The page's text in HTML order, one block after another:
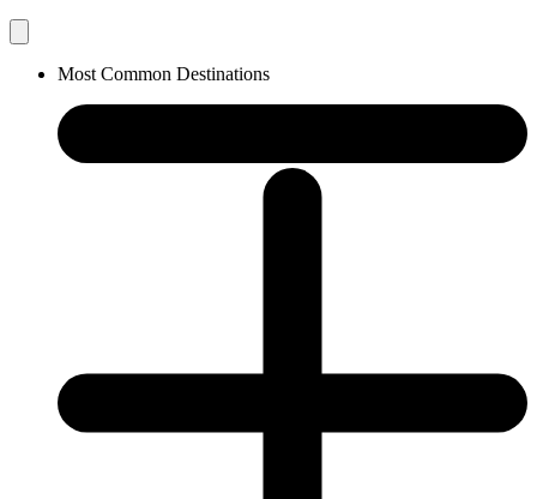
Most Common Destinations